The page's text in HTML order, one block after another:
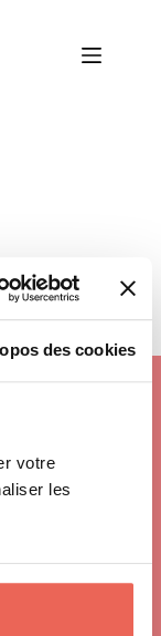
des cookies
votre
les